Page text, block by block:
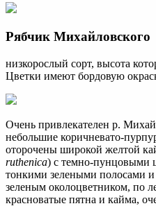
Рябчик Михайловского
низкорослый сорт, высота
Цветки имеют бордовую
Очень привлекателен р.
небольшие коричневато-
оторочены широкой желтой
ruthenica) с темно-пунцовыми
тонкими зелеными полосами
зеленым околоцветником, по
красноватые пятна и кайма,